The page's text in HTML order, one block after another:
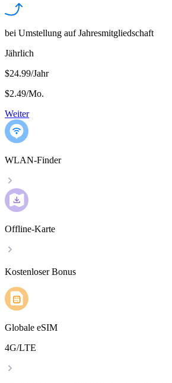
bei Umstellung auf Jahresmitgliedschaft
Jährlich
$24.99/Jahr
$2.49/Mo.
Weiter
WLAN-Finder
Offline-Karte
Kostenloser Bonus
Globale eSIM
4G/LTE